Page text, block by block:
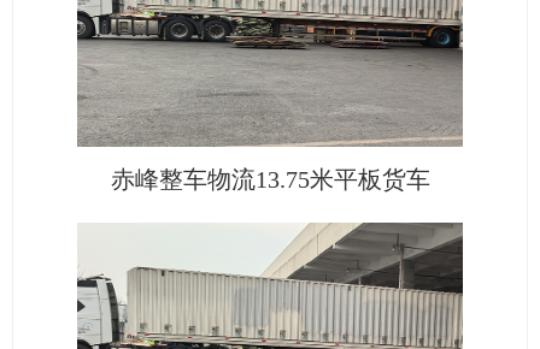
赤峰整车物流13.75米平板货车